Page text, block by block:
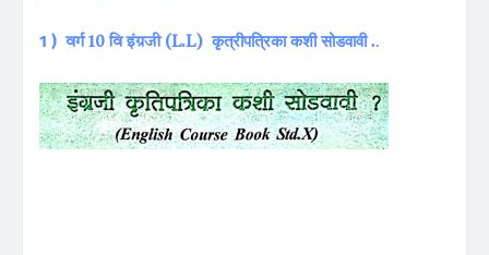
1 ) वर्ग 10 वि इंग्रजी (L.L) कृत्रीपत्रिका कशी सोडवावी ..